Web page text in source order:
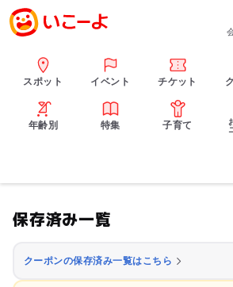
スポット イベント チケット
年齢別 特集 子育て
保存済み一覧
クーポンの保存済み一覧はこちら